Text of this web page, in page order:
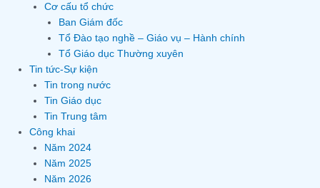
Cơ cấu tổ chức
Ban Giám đốc
Tổ Đào tạo nghề – Giáo vụ – Hành chính
Tổ Giáo dục Thường xuyên
Tin tức-Sự kiện
Tin trong nước
Tin Giáo dục
Tin Trung tâm
Công khai
Năm 2024
Năm 2025
Năm 2026